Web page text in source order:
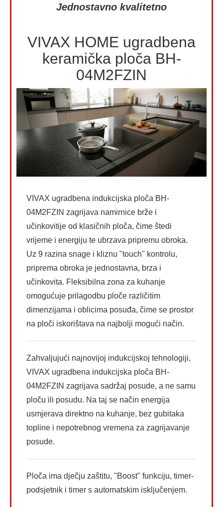
Jednostavno kvalitetno
VIVAX HOME ugradbena
keramička ploča BH-
04M2FZIN
VIVAX ugradbena indukcijska ploča BH-
04M2FZIN zagrijava namirnice brže i
učinkovitije od klasičnih ploča, čime štedi
vrijeme i energiju te ubrzava pripremu obroka.
Uz 9 razina snage i kliznu "touch" kontrolu,
priprema obroka je jednostavna, brza i
učinkovita. Fleksibilna zona za kuhanje
omogućuje prilagodbu ploče različitim
dimenzijama i oblicima posuđa, čime se prostor
na ploči iskorištava na najbolji mogući način.
Zahvaljujući najnovijoj indukcijskoj tehnologiji,
VIVAX ugradbena indukcijska ploča BH-
04M2FZIN zagrijava sadržaj posude, a ne samu
ploču ili posudu. Na taj se način energija
usmjerava direktno na kuhanje, bez gubitaka
topline i nepotrebnog vremena za zagrijavanje
posude.
Ploča ima dječju zaštitu, "Boost" funkciju, timer-
podsjetnik i timer s automatskim isključenjem.